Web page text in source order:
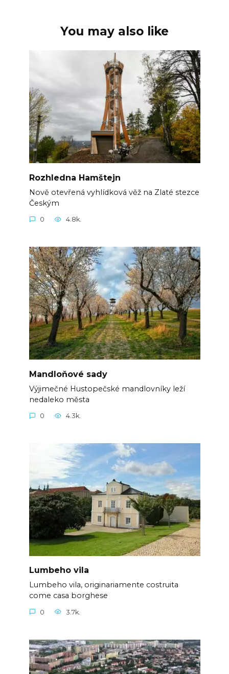
You may also like
Rozhledna Hamštejn
Nově otevřená vyhlídková věž na Zlaté stezce
Českým
0 4.8k.
Mandloňové sady
Výjimečné Hustopečské mandlovníky leží
nedaleko města
0 4.3k.
Lumbeho vila
Lumbeho vila, originariamente costruita
come casa borghese
0 3.7k.